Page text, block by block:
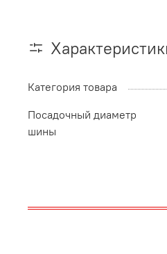
Категория товара
Посадочный диаметр
шины